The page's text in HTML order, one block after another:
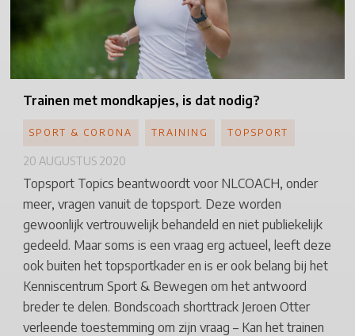
Trainen met mondkapjes, is dat nodig?
Topsport Topics beantwoordt voor NLCOACH, onder
meer, vragen vanuit de topsport. Deze worden
gewoonlijk vertrouwelijk behandeld en niet publiekelijk
gedeeld. Maar soms is een vraag erg actueel, leeft deze
ook buiten het topsportkader en is er ook belang bij het
Kenniscentrum Sport & Bewegen om het antwoord
breder te delen. Bondscoach shorttrack Jeroen Otter
verleende toestemming om zijn vraag – Kan het trainen
SPORT & CORONA TRAINING TOPSPORT
20 AUGUSTUS 2020